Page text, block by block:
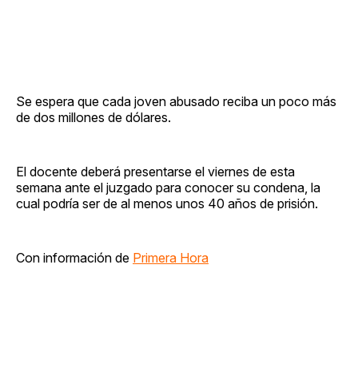
Se espera que cada joven abusado reciba un poco más
de dos millones de dólares.
El docente deberá presentarse el viernes de esta
semana ante el juzgado para conocer su condena, la
cual podría ser de al menos unos 40 años de prisión.
Con información de Primera Hora